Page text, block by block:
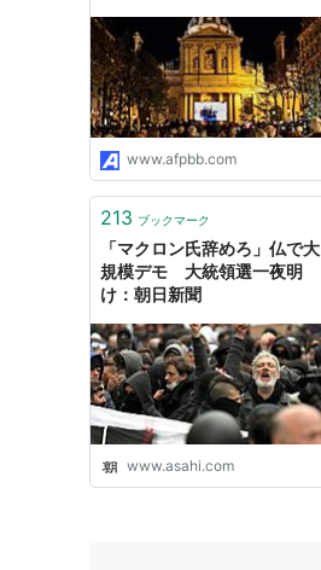
www.afpbb.com
213 ブックマーク
「マクロン氏辞めろ」仏で大
規模デモ 大統領選一夜明
け：朝日新聞
www.asahi.com